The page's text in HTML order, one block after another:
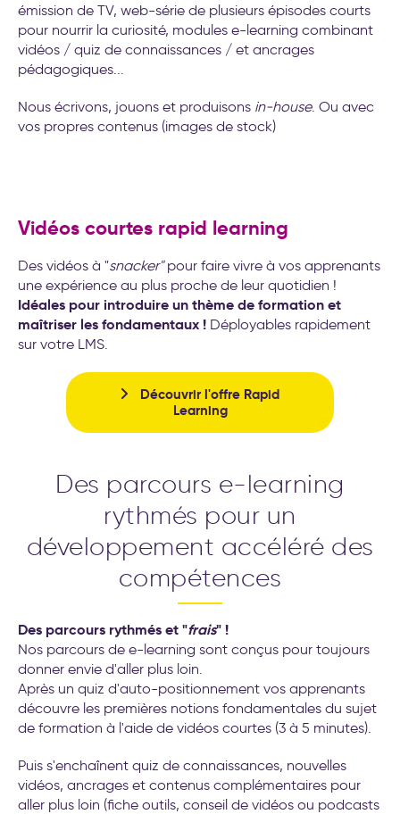
émission de TV, web-série de plusieurs épisodes courts
pour nourrir la curiosité, modules e-learning combinant
vidéos / quiz de connaissances / et ancrages
pédagogiques...
Nous écrivons, jouons et produisons in-house. Ou avec
vos propres contenus (images de stock)
Vidéos courtes rapid learning
Des vidéos à "snacker"pour faire vivre à vos apprenants
une expérience au plus proche de leur quotidien !
Idéales pour introduire un thème de formation et
maîtriser les fondamentaux ! Déployables rapidement
sur votre LMS.
Découvrir l'offre Rapid
Learning
Des parcours e-learning
rythmés pour un
développement accéléré des
compétences
Des parcours rythmés et "frais" !
Nos parcours de e-learning sont conçus pour toujours
donner envie d'aller plus loin.
Après un quiz d'auto-positionnement vos apprenants
découvre les premières notions fondamentales du sujet
de formation à l'aide de vidéos courtes (3 à 5 minutes).
Puis s'enchaînent quiz de connaissances, nouvelles
vidéos, ancrages et contenus complémentaires pour
aller plus loin (fiche outils, conseil de vidéos ou podcasts